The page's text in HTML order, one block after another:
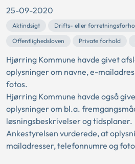
25-09-2020
Aktindsigt
Drifts- eller
Offentlighedsloven
Private forhold
Hjørring Kommune havde givet
oplysninger om navne, e-
fotos.
Hjørring Kommune havde også
oplysninger om bl.a.
løsningsbeskrivelser og tidsplaner.
Ankestyrelsen vurderede, at
mailadresser, telefonnumre og